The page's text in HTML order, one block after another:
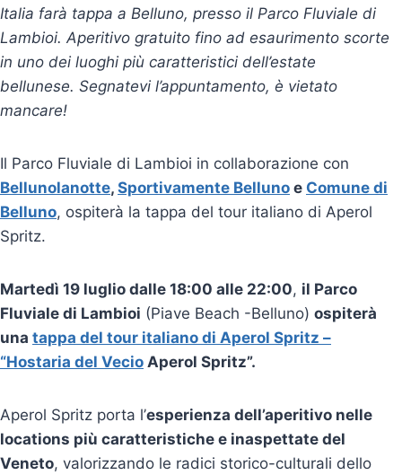
Italia farà tappa a Belluno, presso il Parco Fluviale di
Lambioi. Aperitivo gratuito fino ad esaurimento scorte
in uno dei luoghi più caratteristici dell’estate
bellunese. Segnatevi l’appuntamento, è vietato
mancare!
Il Parco Fluviale di Lambioi in collaborazione con
Bellunolanotte, Sportivamente Belluno e Comune di
Belluno, ospiterà la tappa del tour italiano di Aperol
Spritz.
Martedì 19 luglio dalle 18:00 alle 22:00, il Parco
Fluviale di Lambioi (Piave Beach -Belluno) ospiterà
una tappa del tour italiano di Aperol Spritz –
“Hostaria del Vecio Aperol Spritz”.
Aperol Spritz porta l’esperienza dell’aperitivo nelle
locations più caratteristiche e inaspettate del
Veneto, valorizzando le radici storico-culturali dello